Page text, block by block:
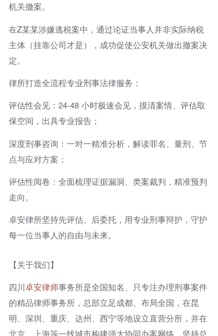
机关撤案。
在Z某某涉嫌逃税案中，通过论证当事人并非实际纳税
主体（挂靠公司才是），成功促使公安机关做出撤案决
定。
律所打造全流程专业刑事法律服务：
评估性会见：24-48 小时极速会见，摸清案情、评估取
保空间，出具专业报告；
深度刑事咨询：一对一精准分析，解读罪名、量刑、节
点与应对方案；
评估性阅卷：全面梳理证据漏洞、类案裁判，精准预判
走向。
卓安律所坚持先评估、后委托，用专业刑事辩护，守护
每一位当事人的自由与未来。
【关于我们】
四川卓安律师事务所是全国知名、只专注办理刑事案件
的精品律师事务所，总部立足成都、布局全国，在昆
明、深圳、重庆、达州、西宁等地设立直营分所，并在